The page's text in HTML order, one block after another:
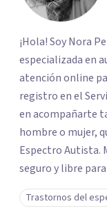
¡Hola! Soy Nora
especializada en
atención online
registro en el
en acompañarte
hombre o mujer,
Espectro Autista.
seguro y libre para ti. ¿Y en qué puedo apoyarte?
la intuición de ser
Diagnóstica
Trastornos del